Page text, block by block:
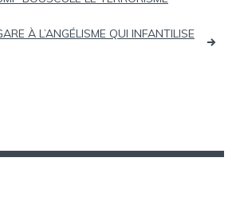
À L’ANGÉLISME QUI INFANTILISE